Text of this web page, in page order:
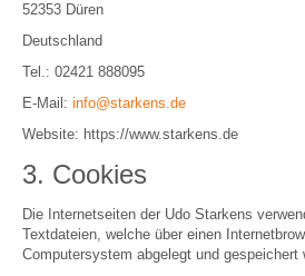
52353 Düren
Deutschland
Tel.: 02421 888095
E-Mail: info@starkens.de
Website: https://www.starkens.de
3. Cookies
Die Internetseiten der Udo Starkens
Textdateien, welche über einen
Computersystem abgelegt und gespeichert